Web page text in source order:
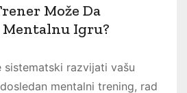
Može Da
Mentalnu Igru?
sistematski razvijati vašu
mentalni trening, rad